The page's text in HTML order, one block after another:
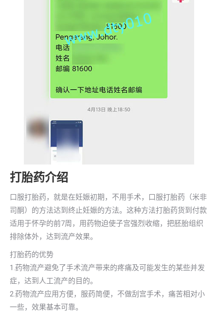
打胎药介绍
口服打胎药，就是在妊娠初期，不用手术，口服打胎药（米非
司酮）的方法达到终止妊娠的方法。这种方法打胎药货到付款
适用于怀孕的前7周，用药物迫使子宫强烈收缩，把胚胎组织
排除体外，达到流产效果。
打胎药的优势
1.药物流产避免了手术流产带来的疼痛及可能发生的某些并发
症，达到人工流产的目的。
2.药物流产应用方便，服药简便，不做刮宫手术，痛苦相对小
一些，效果基本可靠。